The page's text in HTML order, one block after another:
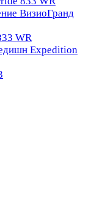
ВизиоГранд
WR
Expedition